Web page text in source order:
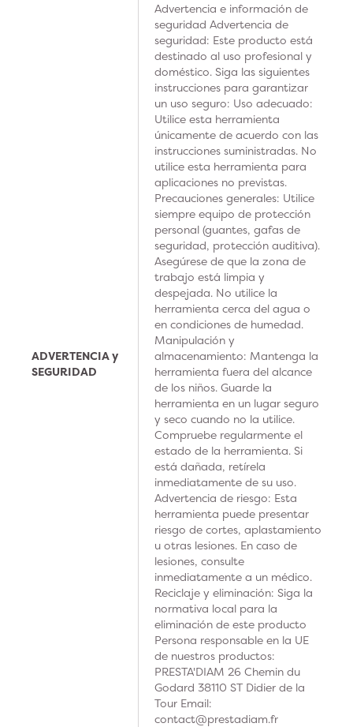
ADVERTENCIA y
SEGURIDAD
Advertencia e información de
seguridad Advertencia de
seguridad: Este producto está
destinado al uso profesional y
doméstico. Siga las siguientes
instrucciones para garantizar
un uso seguro: Uso adecuado:
Utilice esta herramienta
únicamente de acuerdo con las
instrucciones suministradas. No
utilice esta herramienta para
aplicaciones no previstas.
Precauciones generales: Utilice
siempre equipo de protección
personal (guantes, gafas de
seguridad, protección auditiva).
Asegúrese de que la zona de
trabajo está limpia y
despejada. No utilice la
herramienta cerca del agua o
en condiciones de humedad.
Manipulación y
almacenamiento: Mantenga la
herramienta fuera del alcance
de los niños. Guarde la
herramienta en un lugar seguro
y seco cuando no la utilice.
Compruebe regularmente el
estado de la herramienta. Si
está dañada, retírela
inmediatamente de su uso.
Advertencia de riesgo: Esta
herramienta puede presentar
riesgo de cortes, aplastamiento
u otras lesiones. En caso de
lesiones, consulte
inmediatamente a un médico.
Reciclaje y eliminación: Siga la
normativa local para la
eliminación de este producto
Persona responsable en la UE
de nuestros productos:
PRESTA'DIAM 26 Chemin du
Godard 38110 ST Didier de la
Tour Email:
contact@prestadiam.fr